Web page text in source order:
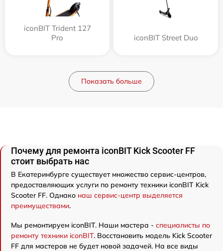
iconBIT Trident 127
Pro
iconBIT Street Duo
Показать больше
Почему для ремонта iconBIT Kick Scooter FF
стоит выбрать нас
В Екатеринбурге существует множество сервис-центров,
предоставляющих услуги по ремонту техники iconBIT Kick
Scooter FF. Однако наш сервис-центр выделяется
преимуществами.
Мы ремонтируем iconBIT. Наши мастера - специалисты по
ремонту техники iconBIT. Восстановить модель Kick Scooter
FF для мастеров не будет новой задачей. На все виды